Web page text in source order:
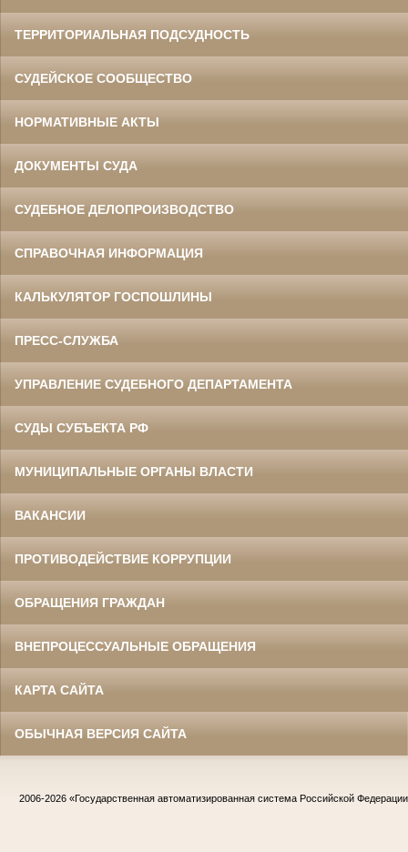
ТЕРРИТОРИАЛЬНАЯ ПОДСУДНОСТЬ
СУДЕЙСКОЕ СООБЩЕСТВО
НОРМАТИВНЫЕ АКТЫ
ДОКУМЕНТЫ СУДА
СУДЕБНОЕ ДЕЛОПРОИЗВОДСТВО
СПРАВОЧНАЯ ИНФОРМАЦИЯ
КАЛЬКУЛЯТОР ГОСПОШЛИНЫ
ПРЕСС-СЛУЖБА
УПРАВЛЕНИЕ СУДЕБНОГО ДЕПАРТАМЕНТА
СУДЫ СУБЪЕКТА РФ
МУНИЦИПАЛЬНЫЕ ОРГАНЫ ВЛАСТИ
ВАКАНСИИ
ПРОТИВОДЕЙСТВИЕ КОРРУПЦИИ
ОБРАЩЕНИЯ ГРАЖДАН
ВНЕПРОЦЕССУАЛЬНЫЕ ОБРАЩЕНИЯ
КАРТА САЙТА
ОБЫЧНАЯ ВЕРСИЯ САЙТА
2006-2026 «Государственная автоматизированная система Российской